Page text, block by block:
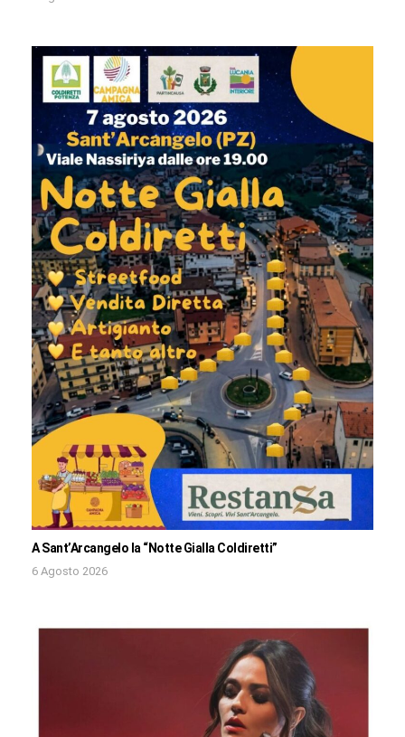
A Sant’Arcangelo la “Notte Gialla Coldiretti”
6 Agosto 2026